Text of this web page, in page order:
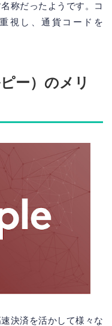
称だったようです。コ
視し、通貨コードを
ー）のメリ
決済を活かして様々な